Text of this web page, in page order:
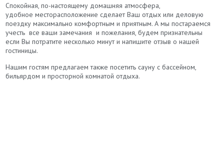
Спокойная, по-настоящему домашняя атмосфера,
удобное месторасположение сделает Ваш отдых или деловую
поездку максимально комфортным и приятным. А мы постараемся
учесть все ваши замечания и пожелания, будем признательны
если Вы потратите несколько минут и напишите отзыв о нашей
гостиницы.
Нашим гостям предлагаем также посетить сауну с бассейном,
бильярдом и просторной комнатой отдыха.